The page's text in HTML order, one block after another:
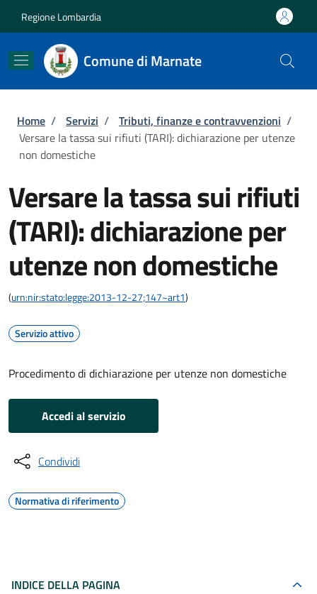
Regione Lombardia
Comune di Marnate
Briciole di pane
Home / Servizi / Tributi, finanze e contravvenzioni /
Versare la tassa sui rifiuti (TARI): dichiarazione per utenze
non domestiche
Versare la tassa sui rifiuti
(TARI): dichiarazione per
utenze non domestiche
(urn:nir:stato:legge:2013-12-27;147~art1)
Servizio attivo
Procedimento di dichiarazione per utenze non domestiche
Accedi al servizio
Condividi
Normativa di riferimento
INDICE DELLA PAGINA